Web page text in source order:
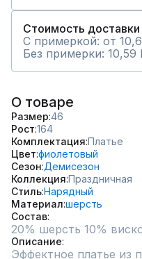
Стоимость доставки
С примеркой: от
Без примерки: 10,59
О товаре
Размер 46
Рост 164
Комплектация Платье
Цвет фиолетовый
Сезон Демисезон
Коллекция Праздничная
СтильНарядный
Материал шерсть
Состав
20% шерсть 10%
Описание
Эффектное платье из